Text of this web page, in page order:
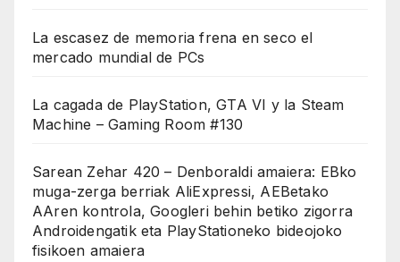
La escasez de memoria frena en seco el
mercado mundial de PCs
La cagada de PlayStation, GTA VI y la Steam
Machine – Gaming Room #130
Sarean Zehar 420 – Denboraldi amaiera: EBko
muga-zerga berriak AliExpressi, AEBetako
AAren kontrola, Googleri behin betiko zigorra
Androidengatik eta PlayStationeko bideojoko
fisikoen amaiera